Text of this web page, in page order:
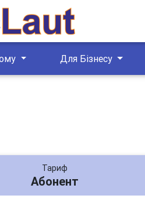
Для Бізнесу
Тариф
Абонент